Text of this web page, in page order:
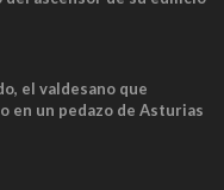
últimos minutos
el valdesano que
en un pedazo de Asturias